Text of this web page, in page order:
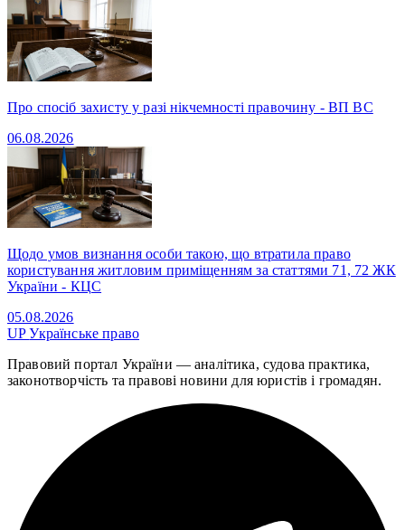
Про спосіб захисту у разі нікчемності правочину - ВП ВС
06.08.2026
Щодо умов визнання особи такою, що втратила право
користування житловим приміщенням за статтями 71, 72 ЖК
України - КЦС
05.08.2026
UPУкраїнське право
Правовий портал України — аналітика, судова практика,
законотворчість та правові новини для юристів і громадян.